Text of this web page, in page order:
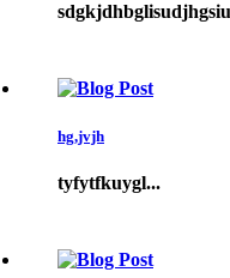
hg,jvjh
tyfytfkuygl...